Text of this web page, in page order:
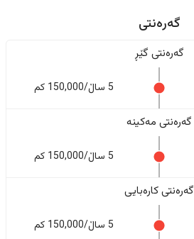
گەرەنتی
گەرەنتی گێڕ
5 ساڵ/150,000 کم
گەرەنتی مەکینە
5 ساڵ/150,000 کم
گەرەنتی کارەبایی
5 ساڵ/150,000 کم